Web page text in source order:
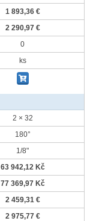
1 893,36 €
2 290,97 €
0
ks
2 × 32
180°
1/8"
63 942,12 Kč
77 369,97 Kč
2 459,31 €
2 975,77 €